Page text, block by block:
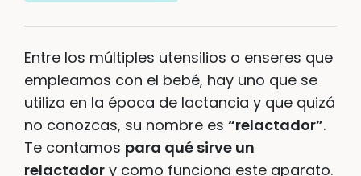
Entre los múltiples utensilios o enseres que
empleamos con el bebé, hay uno que se
utiliza en la época de lactancia y que quizá
no conozcas, su nombre es “relactador”.
Te contamos para qué sirve un
relactador y como funciona este aparato.